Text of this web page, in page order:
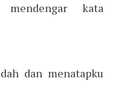
kata
dan menatapku